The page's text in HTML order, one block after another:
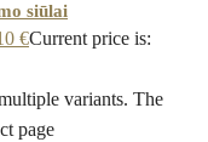
siūlai
€Current price is:
variants. The
page